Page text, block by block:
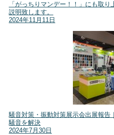
「がっちりマンデー！！」にも取
説明致します。
2024年11月11日
騒音対策・振動対策展示会出展報告
騒音を解決
2024年7月30日